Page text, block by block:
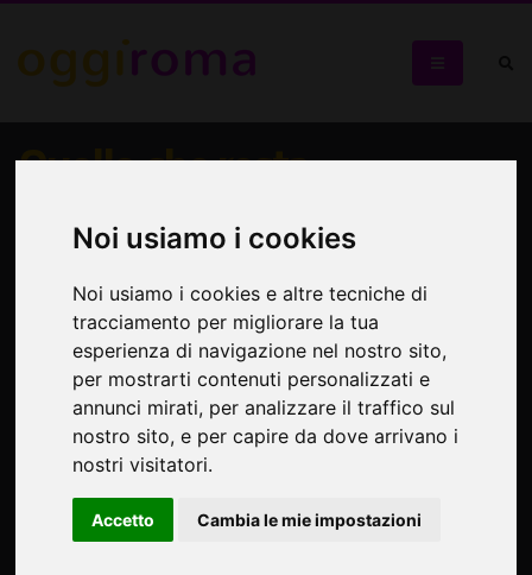
Noi usiamo i cookies
Noi usiamo i cookies e altre tecniche di
tracciamento per migliorare la tua
esperienza di navigazione nel nostro sito,
per mostrarti contenuti personalizzati e
annunci mirati, per analizzare il traffico sul
nostro sito, e per capire da dove arrivano i
nostri visitatori.
Accetto Cambia le mie impostazioni
Quello che resta
Un vero e proprio viaggio. Fisico e metafisico. Un viaggio
tra passato e presente, con uno sguardo verso il futuro